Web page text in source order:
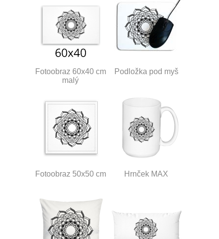
Fotoobraz 60x40 cm
malý
Podložka pod myš
Fotoobraz 50x50 cm Hrnček MAX